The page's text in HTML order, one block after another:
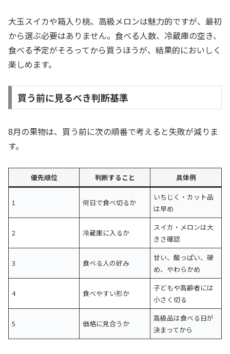
大玉スイカや箱入り桃、高級メロンは魅力的ですが、最初
から選ぶ必要はありません。食べる人数、冷蔵庫の空き、
食べる予定がそろってから買うほうが、結果的においしく
楽しめます。
買う前に見るべき判断基準
8月の果物は、買う前に次の順番で考えると失敗が減りま
す。
優先順位 判断すること 具体例
1 何日で食べ切るか
いちじく・カット品
は早め
2 冷蔵庫に入るか
スイカ・メロンは大
きさ確認
3 食べる人の好み
甘い、酸っぱい、硬
め、やわらかめ
4 食べやすい形か
子どもや高齢者には
小さく切る
5 価格に見合うか
高級品は食べる日が
決まってから